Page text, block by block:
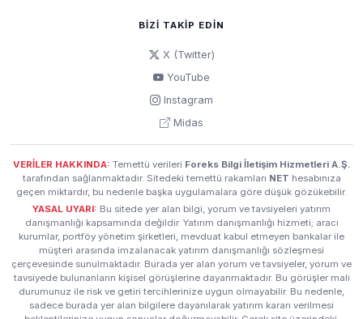
BIZI TAKIP EDIN
X (Twitter)
YouTube
Instagram
Midas
VERİLER HAKKINDA: Temettü verileri Foreks Bilgi İletişim Hizmetleri A.Ş.
tarafından sağlanmaktadır. Sitedeki temettü rakamları NET hesabınıza
geçen miktardır, bu nedenle başka uygulamalara göre düşük gözükebilir.
YASAL UYARI: Bu sitede yer alan bilgi, yorum ve tavsiyeleri yatırım
danışmanlığı kapsamında değildir. Yatırım danışmanlığı hizmeti; aracı
kurumlar, portföy yönetim şirketleri, mevduat kabul etmeyen bankalar ile
müşteri arasında imzalanacak yatırım danışmanlığı sözleşmesi
çerçevesinde sunulmaktadır. Burada yer alan yorum ve tavsiyeler, yorum ve
tavsiyede bulunanların kişisel görüşlerine dayanmaktadır. Bu görüşler mali
durumunuz ile risk ve getiri tercihlerinize uygun olmayabilir. Bu nedenle,
sadece burada yer alan bilgilere dayanılarak yatırım kararı verilmesi